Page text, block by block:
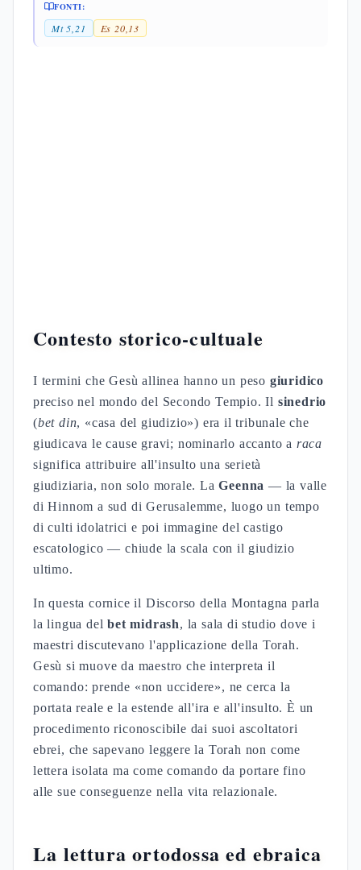
FONTI:
Mt 5,21 Es 20,13
Contesto storico-cultuale
I termini che Gesù allinea hanno un peso giuridico
preciso nel mondo del Secondo Tempio. Il sinedrio
(bet din, «casa del giudizio») era il tribunale che
giudicava le cause gravi; nominarlo accanto a raca
significa attribuire all'insulto una serietà
giudiziaria, non solo morale. LaGeenna — la valle
di Hinnom a sud di Gerusalemme, luogo un tempo
di culti idolatrici e poi immagine del castigo
escatologico — chiude la scala con il giudizio
ultimo.
In questa cornice il Discorso della Montagna parla
la lingua delbet midrash, la sala di studio dove i
maestri discutevano l'applicazione della Torah.
Gesù si muove da maestro che interpreta il
comando: prende «non uccidere», ne cerca la
portata reale e la estende all'ira e all'insulto. È un
procedimento riconoscibile dai suoi ascoltatori
ebrei, che sapevano leggere la Torah non come
lettera isolata ma come comando da portare fino
alle sue conseguenze nella vita relazionale.
La lettura ortodossa ed ebraica